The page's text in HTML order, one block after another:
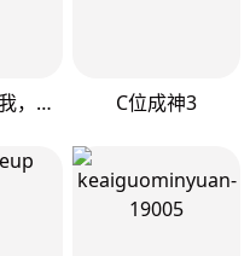
全民末日：我，病毒君王 C位成神3